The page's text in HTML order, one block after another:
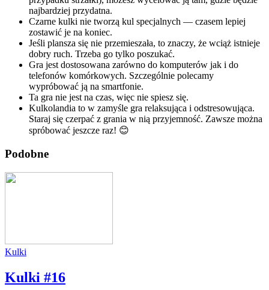
najbardziej przydatna.
Czarne kulki nie tworzą kul specjalnych — czasem lepiej
zostawić je na koniec.
Jeśli plansza się nie przemieszała, to znaczy, że wciąż istnieje
dobry ruch. Trzeba go tylko poszukać.
Gra jest dostosowana zarówno do komputerów jak i do
telefonów komórkowych. Szczególnie polecamy
wypróbować ją na smartfonie.
Ta gra nie jest na czas, więc nie spiesz się.
Kulkolandia to w zamyśle gra relaksująca i odstresowująca.
Staraj się czerpać z grania w nią przyjemność. Zawsze można
spróbować jeszcze raz! 😊
Podobne
Kulki
Kulki #16